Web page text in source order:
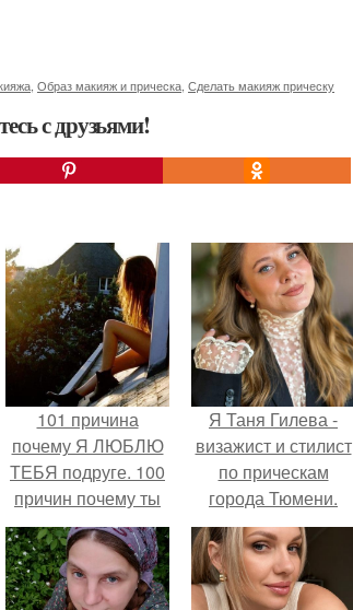
Образ макияж и прическа Сделать макияж прическу
с друзьями!
101 причина
почему Я ЛЮБЛЮ
ТЕБЯ подруге. 100
причин почему ты
моя лучшая
подруга.
Я Таня Гилева -
визажист и стилист
по прическам
города Тюмени.